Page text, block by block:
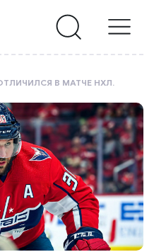
В МАТЧЕ НХЛ.